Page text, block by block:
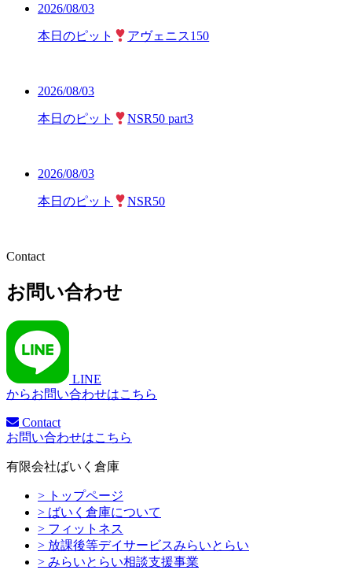
2026/08/03
本日のピット アヴェニス150
2026/08/03
本日のピット NSR50 part3
2026/08/03
本日のピット NSR50
Contact
お問い合わせ
LINE
からお問い合わせはこちら
Contact
お問い合わせはこちら
有限会社ばいく倉庫
> トップページ
> ばいく倉庫について
> フィットネス
> 放課後等デイサービスみらいとらい
> みらいとらい相談支援事業